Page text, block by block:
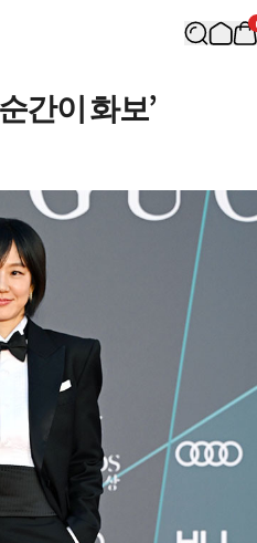
간이 화보’